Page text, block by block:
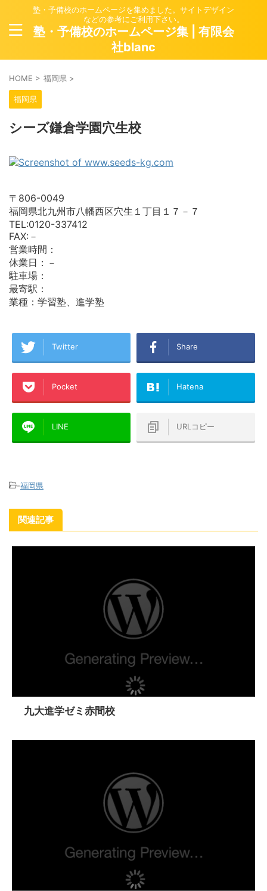
塾・予備校のホームページを集めました。サイトデザイン
などの参考にご利用下さい。
塾・予備校のホームページ集 | 有限会
社blanc
HOME > 福岡県 >
福岡県
シーズ鎌倉学園穴生校
〒806-0049
福岡県北九州市八幡西区穴生１丁目１７－７
TEL:0120-337412
FAX:－
営業時間：
休業日：－
駐車場：
最寄駅：
業種：学習塾、進学塾
Twitter Share
Pocket Hatena
LINE URLコピー
-福岡県
関連記事
九大進学ゼミ赤間校